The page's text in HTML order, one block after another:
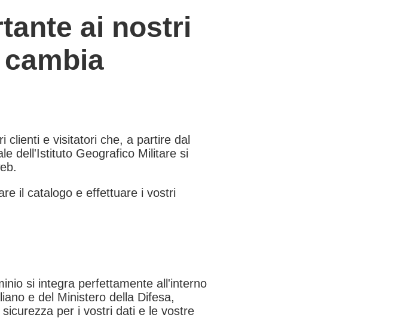
ai nostri
clienti e visitatori che, a partire dal
dell'Istituto Geografico Militare si
il catalogo e effettuare i vostri
si integra perfettamente all'interno
e del Ministero della Difesa,
per i vostri dati e le vostre